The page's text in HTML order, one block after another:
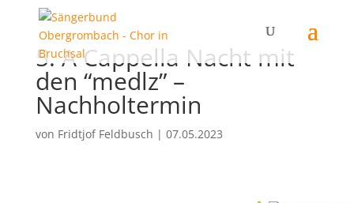
5. A Cappella Nacht mit
den “medlz” –
Nachholtermin
von Fridtjof Feldbusch | 07.05.2023